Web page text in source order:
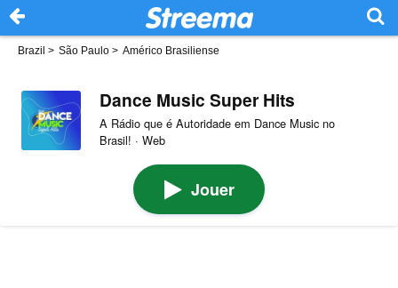
Brazil > São Paulo > Américo Brasiliense
Dance Music Super Hits
A Rádio que é Autoridade em Dance Music no
Brasil! · Web
Jouer